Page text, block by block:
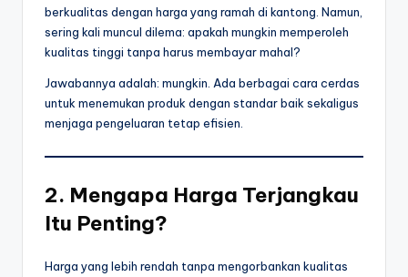
berkualitas dengan harga yang ramah di kantong. Namun,
sering kali muncul dilema: apakah mungkin memperoleh
kualitas tinggi tanpa harus membayar mahal?
Jawabannya adalah: mungkin. Ada berbagai cara cerdas
untuk menemukan produk dengan standar baik sekaligus
menjaga pengeluaran tetap efisien.
2. Mengapa Harga Terjangkau
Itu Penting?
Harga yang lebih rendah tanpa mengorbankan kualitas